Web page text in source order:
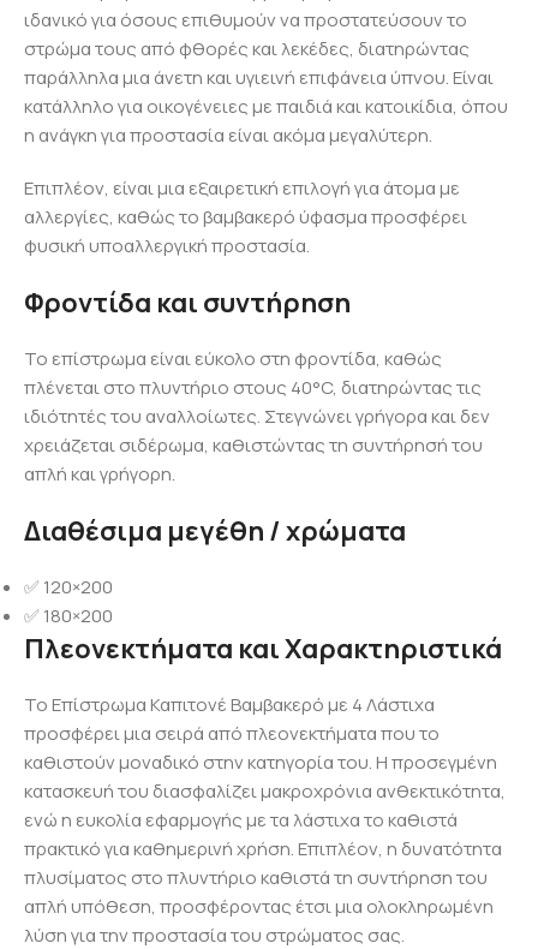
ιδανικό για όσους επιθυμούν να προστατεύσουν το
στρώμα τους από φθορές και λεκέδες, διατηρώντας
παράλληλα μια άνετη και υγιεινή επιφάνεια ύπνου. Είναι
κατάλληλο για οικογένειες με παιδιά και κατοικίδια, όπου
η ανάγκη για προστασία είναι ακόμα μεγαλύτερη.
Επιπλέον, είναι μια εξαιρετική επιλογή για άτομα με
αλλεργίες, καθώς το βαμβακερό ύφασμα προσφέρει
φυσική υποαλλεργική προστασία.
Φροντίδα και συντήρηση
Το επίστρωμα είναι εύκολο στη φροντίδα, καθώς
πλένεται στο πλυντήριο στους 40°C, διατηρώντας τις
ιδιότητές του αναλλοίωτες. Στεγνώνει γρήγορα και δεν
χρειάζεται σιδέρωμα, καθιστώντας τη συντήρησή του
απλή και γρήγορη.
Διαθέσιμα μεγέθη / χρώματα
✅ 120×200
✅ 180×200
Πλεονεκτήματα και Χαρακτηριστικά
Το Επίστρωμα Καπιτονέ Βαμβακερό με 4 Λάστιχα
προσφέρει μια σειρά από πλεονεκτήματα που το
καθιστούν μοναδικό στην κατηγορία του. Η προσεγμένη
κατασκευή του διασφαλίζει μακροχρόνια ανθεκτικότητα,
ενώ η ευκολία εφαρμογής με τα λάστιχα το καθιστά
πρακτικό για καθημερινή χρήση. Επιπλέον, η δυνατότητα
πλυσίματος στο πλυντήριο καθιστά τη συντήρηση του
απλή υπόθεση, προσφέροντας έτσι μια ολοκληρωμένη
λύση για την προστασία του στρώματος σας.